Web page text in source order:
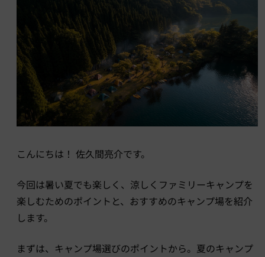
こんにちは！ 佐久間亮介です。
今回は暑い夏でも楽しく、涼しくファミリーキャンプを
楽しむためのポイントと、おすすめのキャンプ場を紹介
します。
まずは、キャンプ場選びのポイントから。夏のキャンプ